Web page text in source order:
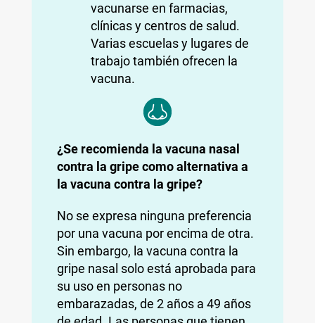
vacunarse en farmacias,
clínicas y centros de salud.
Varias escuelas y lugares de
trabajo también ofrecen la
vacuna.
¿Se recomienda la vacuna nasal
contra la gripe como alternativa a
la vacuna contra la gripe?
No se expresa ninguna preferencia
por una vacuna por encima de otra.
Sin embargo, la vacuna contra la
gripe nasal solo está aprobada para
su uso en personas no
embarazadas, de 2 años a 49 años